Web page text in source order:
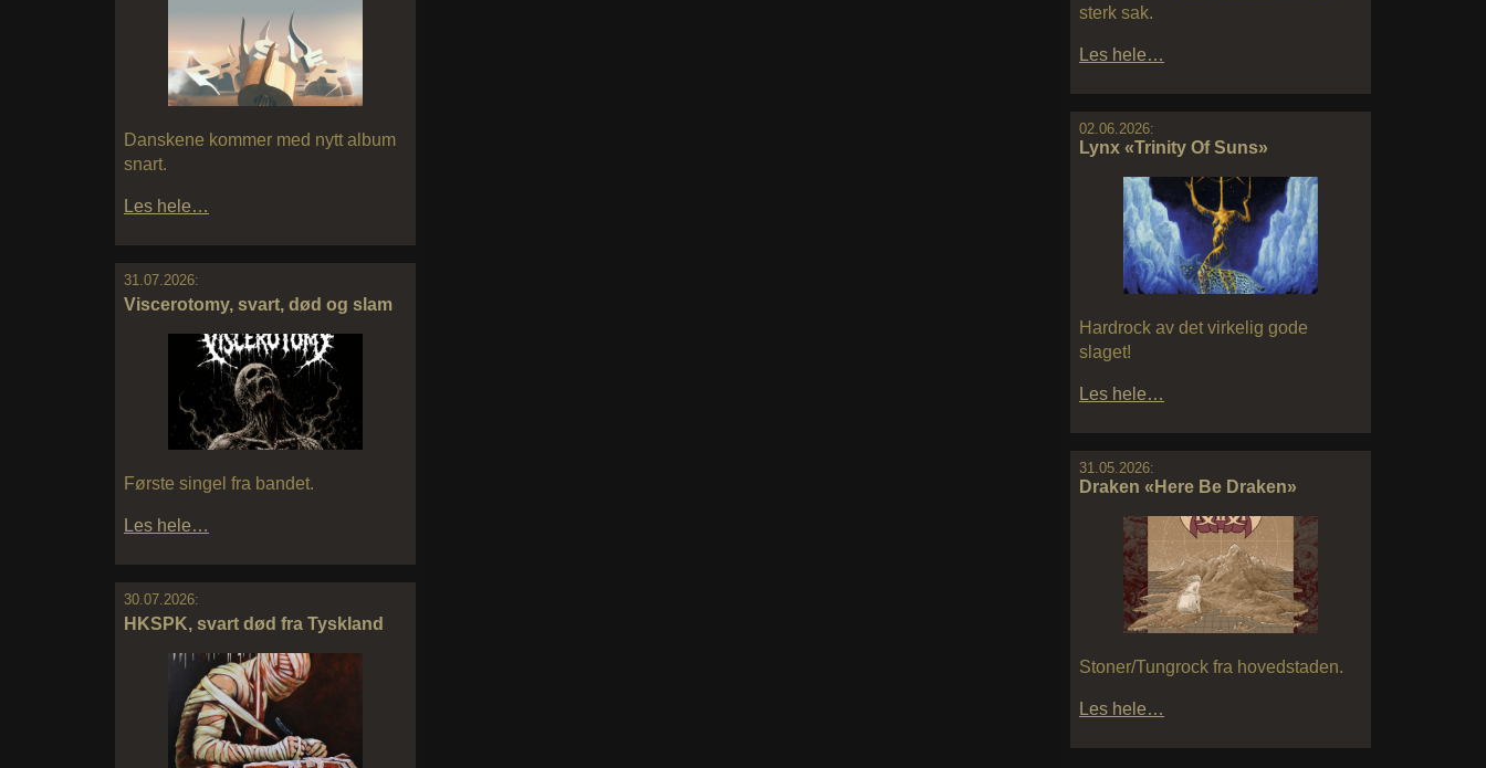
Danskene kommer med nytt album
snart.
Les hele…
31.07.2026:
Viscerotomy, svart, død og slam
Første singel fra bandet.
Les hele…
30.07.2026:
HKSPK, svart død fra Tyskland
sterk sak.
Les hele…
02.06.2026:
Lynx «Trinity Of Suns»
Hardrock av det virkelig gode
slaget!
Les hele…
31.05.2026:
Draken «Here Be Draken»
Stoner/Tungrock fra hovedstaden.
Les hele…